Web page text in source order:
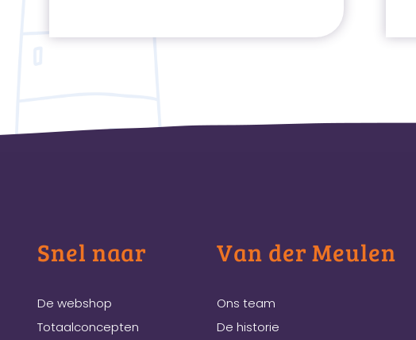
Snel naar
De webshop
Totaalconcepten
Van der Meulen
Ons team
De historie